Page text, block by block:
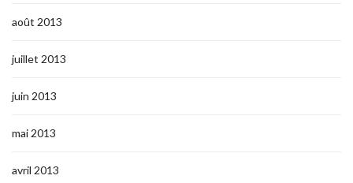
août 2013
juillet 2013
juin 2013
mai 2013
avril 2013